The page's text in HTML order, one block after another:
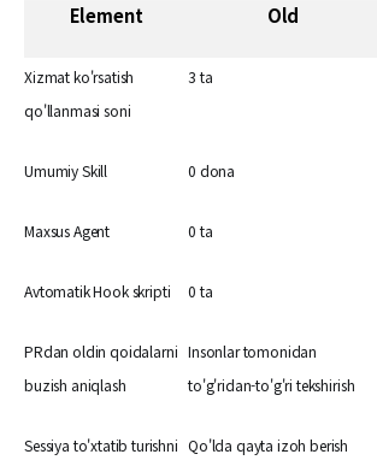
Element Old
Xizmat ko'rsatish
qo'llanmasi soni
3 ta
Umumiy Skill 0 dona
Maxsus Agent 0 ta
Avtomatik Hook skripti 0 ta
PRdan oldin qoidalarni
buzish aniqlash
Insonlar tomonidan
to'g'ridan-to'g'ri tekshirish
Sessiya to'xtatib turishni Qo'lda qayta izoh berish